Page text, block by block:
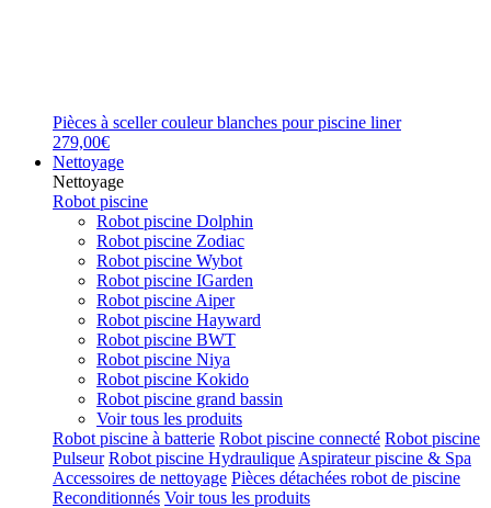
Pièces à sceller couleur blanches pour piscine liner
279,00€
Nettoyage
Nettoyage
Robot piscine
Robot piscine Dolphin
Robot piscine Zodiac
Robot piscine Wybot
Robot piscine IGarden
Robot piscine Aiper
Robot piscine Hayward
Robot piscine BWT
Robot piscine Niya
Robot piscine Kokido
Robot piscine grand bassin
Voir tous les produits
Robot piscine à batterie Robot piscine connecté Robot piscine
Pulseur Robot piscine Hydraulique Aspirateur piscine & Spa
Accessoires de nettoyage Pièces détachées robot de piscine
Reconditionnés Voir tous les produits